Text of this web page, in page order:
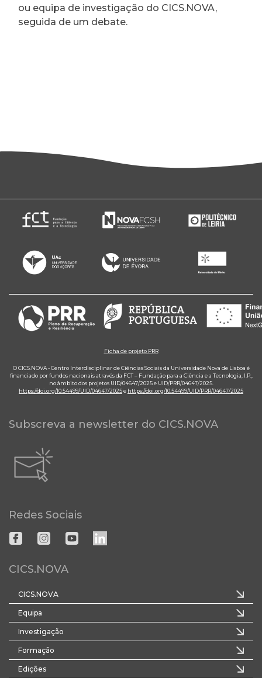
ou equipa de investigação do CICS.NOVA,
seguida de um debate.
Ficha de projeto PRR
O CICS.NOVA - Centro Interdisciplinar de Ciências Sociais da Universidade Nova de Lisboa é
financiado por fundos nacionais através da FCT – Fundação para a Ciência e a Tecnologia, I.P.,
no âmbito dos projetos UID/04647/2025 e UID/PRR/04647/2025.
https://doi.org/10.54499/UID/04647/2025e https://doi.org/10.54499/UID/PRR/04647/2025
Subscreva a newsletter do CICS.NOVA
Redes Sociais
CICS.NOVA
CICS.NOVA
Equipa
Investigação
Formação
Edições